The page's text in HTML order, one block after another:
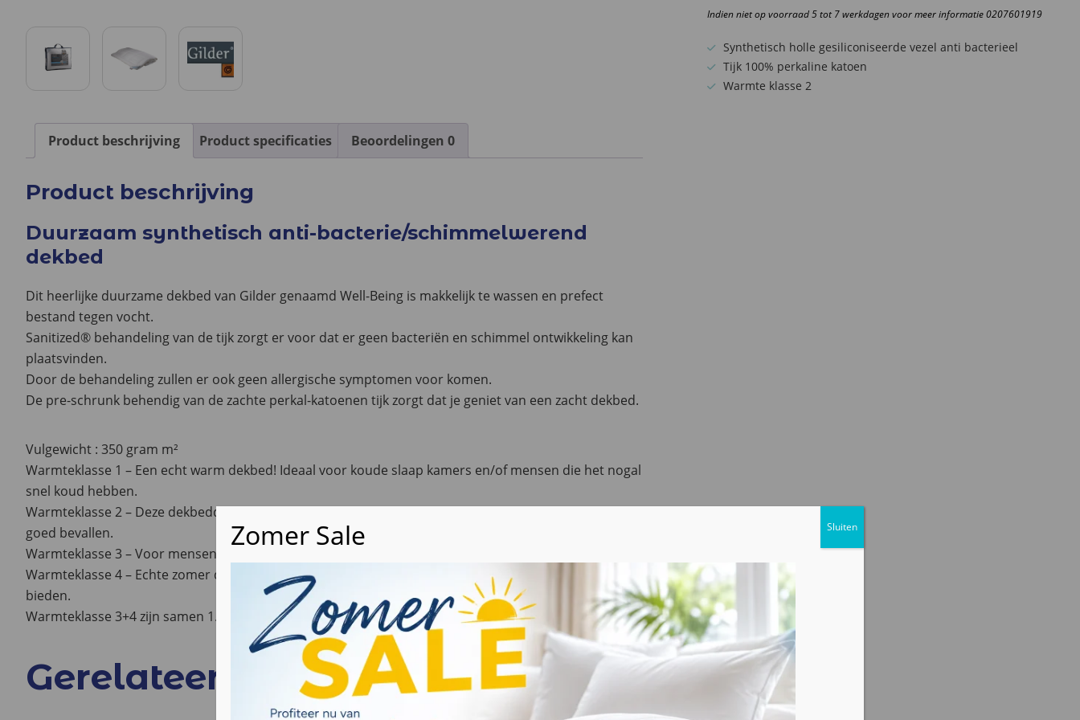
Wij waarderen uw privacy
Product beschrijving Product specificaties Beoordelingen 0
Product beschrijving
Duurzaam synthetisch anti-bacterie/schimmelwerend
dekbed
Dit heerlijke duurzame dekbed van Gilder genaamd Well-Being is makkelijk te wassen en prefect
bestand tegen vocht.
Sanitized® behandeling van de tijk zorgt er voor dat er geen bacteriën en schimmel ontwikkeling kan
plaatsvinden.
Door de behandeling zullen er ook geen allergische symptomen voor komen.
De pre-schrunk behendig van de zachte perkal-katoenen tijk zorgt dat je geniet van een zacht dekbed.
Vulgewicht : 350 gram m²
Warmteklasse 1 – Een echt warm dekbed! Ideaal voor koude slaap kamers en/of mensen die het nogal
snel koud hebben.
Warmteklasse 2 – Deze dekbedden passen het beste bij ons klimaat en zullen de meeste mensen
goed bevallen.
Warmteklasse 3 – Voor mensen die het snel warm hebben en/of voor gebruik in verwarmde kamers.
Warmteklasse 4 – Echte zomer dekbedden, die zelfs in de warme nachten nog optimaal comfort
bieden.
Warmteklasse 3+4 zijn samen 1.
BEING
aantal
Indien niet op voorraad 5 tot 7 werkdagen voor meer informatie 0207601919
Synthetisch holle gesiliconiseerde vezel anti bacterieel
Tijk 100% perkaline katoen
Warmte klasse 2
Gerelateerde producten